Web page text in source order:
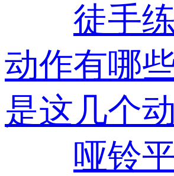
徒手
动作有哪
是这几个
哑铃